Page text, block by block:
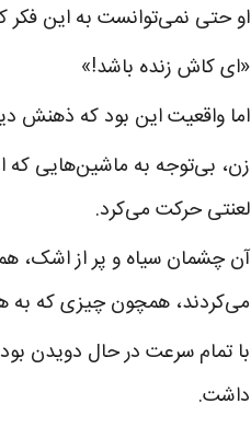
او حتی نمی‌توانست به این فکر
«ای کاش زنده باشد!»
اما واقعیت این بود که ذهنش
زن، بی‌توجه به ماشین‌هایی که
لعنتی حرکت می‌کرد.
آن چشمان سیاه و پر از اشک،
می‌کردند، همچون چیزی که به
با تمام سرعت در حال دویدن
داشت.